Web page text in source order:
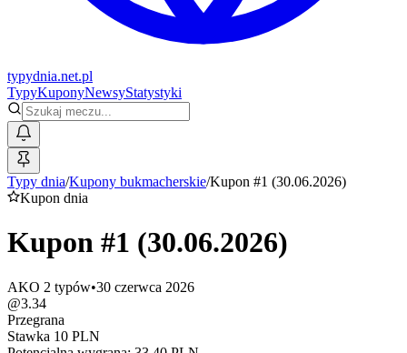
typydnia.net.pl
TypyKuponyNewsyStatystyki
Typy dnia/Kupony bukmacherskie/Kupon #1 (30.06.2026)
Kupon dnia
Kupon #1 (30.06.2026)
AKO 2 typów•30 czerwca 2026
@3.34
Przegrana
Stawka 10 PLN